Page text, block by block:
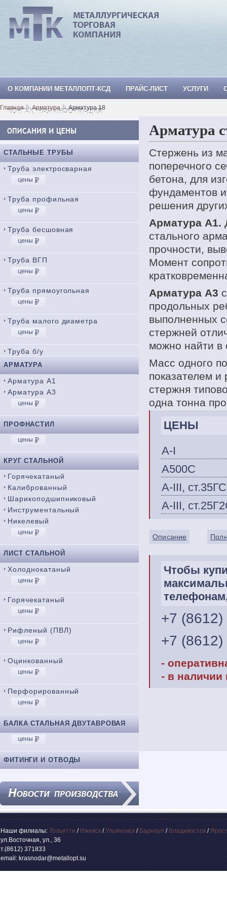
МеталлОпт-ксд: ТРУБА СТАЛЬНАЯ,
О КОМПАНИИ МЕТАЛЛОПТ-КСД ПРАЙС-ЛИСТ УСЛУГИ
КОНТАКТНАЯ ИНФОРМАЦИЯ
Главная Арматура Арматура 18
СТАЛЬНЫЕ ТРУБЫ
Труба электросварная
Труба профильная
Труба бесшовная
Труба ВГП
Труба прямоугольная
Труба малого диаметра
Труба б/у
АРМАТУРА
Арматура А1
Арматура А3
ПРОФНАСТИЛ
КРУГ СТАЛЬНОЙ
Горячекатаный
Калиброванный
Шарикоподшипниковый
Инструментальный
Никелевый
ЛИСТ СТАЛЬНОЙ
Холоднокатаный
Горячекатаный
Рифленый (ПВЛ)
Оцинкованный
Перфорированный
БАЛКА СТАЛЬНАЯ ДВУТАВРОВАЯ
ФИТИНГИ И ОТВОДЫ
Арматура
Стержень из
поперечного
бетона, для
фундаментов
решения
Арматура А1.
стального
прочности,
Момент
Арматура А3
продольных
выполненных
стержней
можно найти в
Масс одного
показателем и
стержня
одна тонна
ЦЕНЫ
А-I
А500С
А-III, ст.35ГС
А-III,
Описание
Чтобы
+7
+7
-
- в наличии
Наши филиалы:Тольятти / Ижевск /Ульяновск/ Барнаул/ Владивосток/
ул.Восточная, ул., 36
т.(8612) 371833
email: krasnodar@metallopt.su